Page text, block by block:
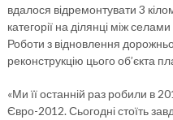
вдалося відремонтувати 3
категорії на ділянці між
Роботи з відновлення
реконструкцію цього об’єкта
«Ми її останній раз робили в
Євро-2012. Сьогодні стоїть